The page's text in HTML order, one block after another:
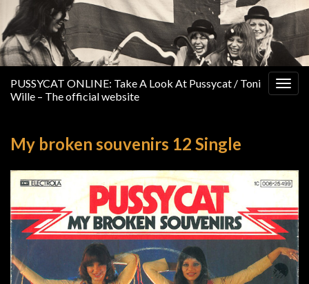
PUSSYCAT ONLINE: Take A Look At Pussycat / Toni
Wille – The official website
My broken souvenirs 12 Single